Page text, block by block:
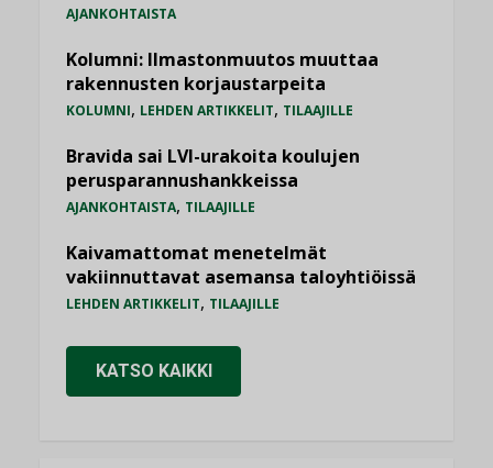
AJANKOHTAISTA
Kolumni: Ilmastonmuutos muuttaa
rakennusten korjaustarpeita
KOLUMNI, LEHDEN ARTIKKELIT, TILAAJILLE
Bravida sai LVI-urakoita koulujen
perusparannushankkeissa
AJANKOHTAISTA, TILAAJILLE
Kaivamattomat menetelmät
vakiinnuttavat asemansa taloyhtiöissä
LEHDEN ARTIKKELIT, TILAAJILLE
KATSO KAIKKI